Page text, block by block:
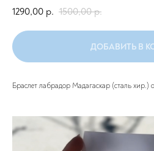
1290,00 р. 1500,00 р.
ДОБАВИТЬ В
Браслет лабрадор Мадагаскар (сталь хир.)